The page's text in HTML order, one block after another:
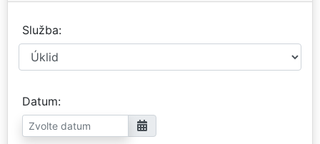
Služba
Datum